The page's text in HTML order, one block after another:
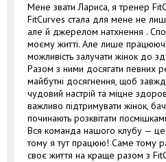
Мене звати Лариса, я тренер
FitCurves стала для мене не
але й джерелом натхнення .
моєму житті. Але лише
можливість залучати жінок до
Разом з ними досягати певних
майбутні досягнення, щоб
чудовий настрій та міцне
важливо підтримувати жінок,
починають розквітати
Вся команда нашого клубу —
тому я тут працюю! Саме тому
своє життя на краще разом з